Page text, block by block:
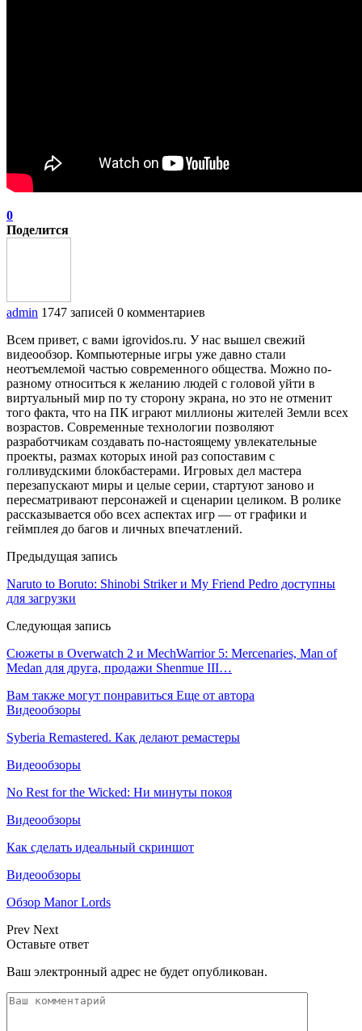
0
Поделится
admin 1747 записей 0 комментариев
Всем привет, с вами igrovidos.ru. У нас вышел свежий
видеообзор. Компьютерные игры уже давно стали
неотъемлемой частью современного общества. Можно по-
разному относиться к желанию людей с головой уйти в
виртуальный мир по ту сторону экрана, но это не отменит
того факта, что на ПК играют миллионы жителей Земли всех
возрастов. Современные технологии позволяют
разработчикам создавать по-настоящему увлекательные
проекты, размах которых иной раз сопоставим с
голливудскими блокбастерами. Игровых дел мастера
перезапускают миры и целые серии, стартуют заново и
пересматривают персонажей и сценарии целиком. В ролике
рассказывается обо всех аспектах игр — от графики и
геймплея до багов и личных впечатлений.
Предыдущая запись
Naruto to Boruto: Shinobi Striker и My Friend Pedro доступны
для загрузки
Следующая запись
Сюжеты в Overwatch 2 и MechWarrior 5: Mercenaries, Man of
Medan для друга, продажи Shenmue III…
Вам также могут понравиться Еще от автора
Видеообзоры
Syberia Remastered. Как делают ремастеры
Видеообзоры
No Rest for the Wicked: Ни минуты покоя
Видеообзоры
Как сделать идеальный скриншот
Видеообзоры
Обзор Manor Lords
Prev Next
Оставьте ответ
Ваш электронный адрес не будет опубликован.